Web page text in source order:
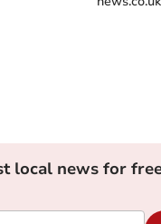
local news for